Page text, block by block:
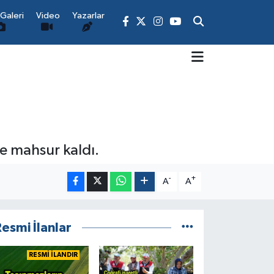
Video Yazarlar
mahsur kaldı.
A- A+
İlanlar
RESMİ İLANDIR